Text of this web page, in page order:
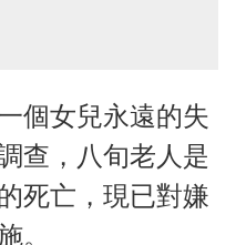
個女兒永遠的失
查，八旬老人是
死亡，現已對嫌
。